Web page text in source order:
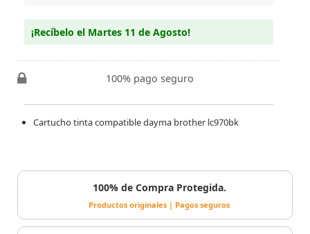
¡Recíbelo el Martes 11 de Agosto!
100% pago seguro
Cartucho tinta compatible dayma brother lc970bk
100% de Compra Protegida.
Productos originales | Pagos seguros